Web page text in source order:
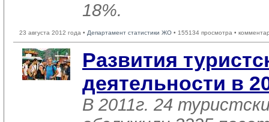
18%.
23 августа 2012 года • Департамент статистики ЖО • 155134 просмотра •
Развития
деятельности в
В 2011г. 24